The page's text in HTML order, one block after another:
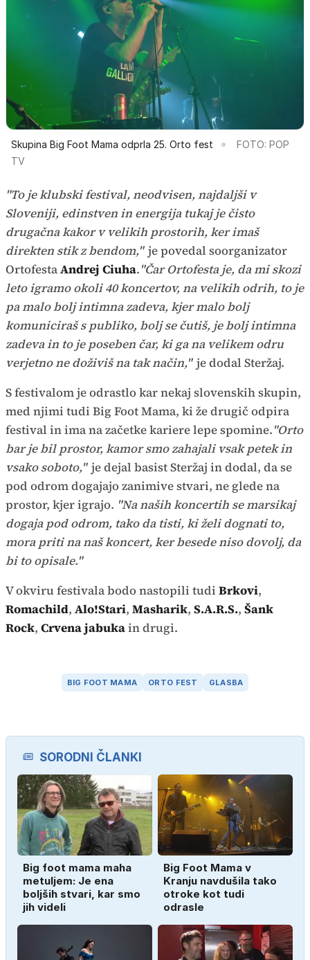
Skupina Big Foot Mama odprla 25. Orto fest
FOTO: POP
TV
"To je klubski festival, neodvisen, najdaljši v
Sloveniji, edinstven in energija tukaj je čisto
drugačna kakor v velikih prostorih, ker imaš
direkten stik z bendom," je povedal soorganizator
OrtofestaAndrej Ciuha."Čar Ortofesta je, da mi skozi
leto igramo okoli 40 koncertov, na velikih odrih, to je
pa malo bolj intimna zadeva, kjer malo bolj
komuniciraš s publiko, bolj se čutiš, je bolj intimna
zadeva in to je poseben čar, ki ga na velikem odru
verjetno ne doživiš na tak način," je dodal Steržaj.
S festivalom je odrastlo kar nekaj slovenskih skupin,
med njimi tudi Big Foot Mama, ki že drugič odpira
festival in ima na začetke kariere lepe spomine."Orto
bar je bil prostor, kamor smo zahajali vsak petek in
vsako soboto," je dejal basist Steržaj in dodal, da se
pod odrom dogajajo zanimive stvari, ne glede na
prostor, kjer igrajo. "Na naših koncertih se marsikaj
dogaja pod odrom, tako da tisti, ki želi dognati to,
mora priti na naš koncert, ker besede niso dovolj, da
bi to opisale."
V okviru festivala bodo nastopili tudi Brkovi,
Romachild, Alo!Stari, Masharik, S.A.R.S., Šank
Rock, Crvena jabukain drugi.
BIG FOOT MAMA ORTO FEST GLASBA
SORODNI ČLANKI
Big foot mama maha
metuljem: Je ena
boljših stvari, kar smo
jih videli
Big Foot Mama v
Kranju navdušila tako
otroke kot tudi
odrasle